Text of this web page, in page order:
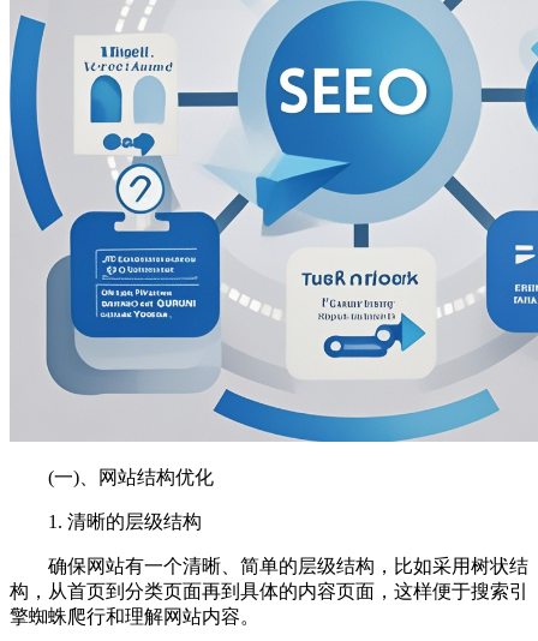
(一)、网站结构优化
1. 清晰的层级结构
确保网站有一个清晰、简单的层级结构，比如采用树状结
构，从首页到分类页面再到具体的内容页面，这样便于搜索引
擎蜘蛛爬行和理解网站内容。